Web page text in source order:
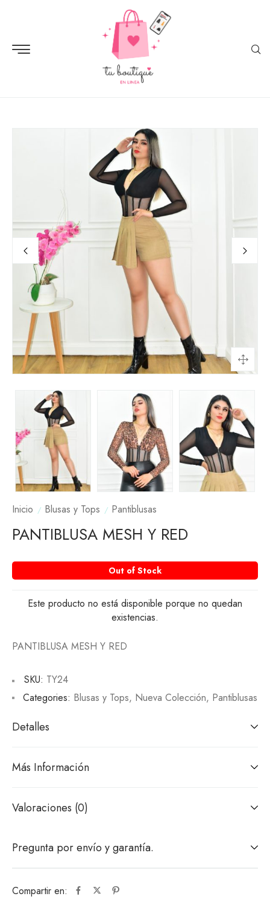
Inicio Blusas y Tops Pantiblusas
PANTIBLUSA MESH Y RED
Out of Stock
Este producto no está disponible porque no quedan
existencias.
PANTIBLUSA MESH Y RED
Compartir en:
SKU: TY24
Categories: Blusas y Tops, Nueva Colección, Pantiblusas
Detalles
Más Información
Valoraciones (0)
Pregunta por envío y garantía.